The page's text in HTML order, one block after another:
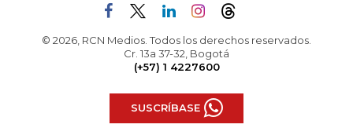
© 2026, RCN Medios. Todos los derechos reservados.
Cr. 13a 37-32, Bogotá
(+57) 1 4227600
SUSCRÍBASE